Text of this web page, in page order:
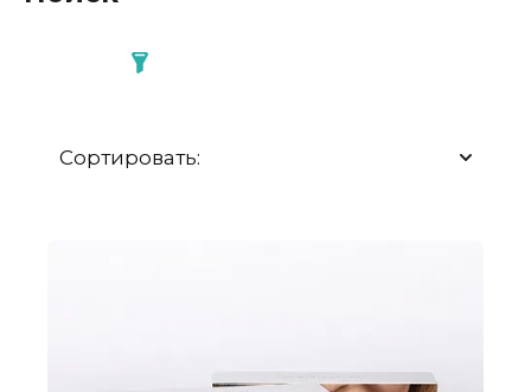
Сортировать: